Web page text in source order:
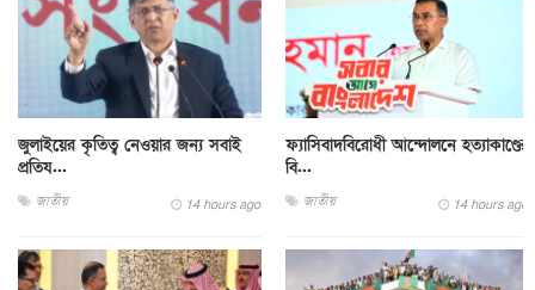
জুলাইয়ের কৃতিত্ব নেওয়ার জন্য সবাই
প্রতিয...
জাতীয় 14 hours ago
ফ্যাসিবাদবিরোধী আন্দোলনে হত্যাকাণ্ডের
বি...
জাতীয় 14 hours ago